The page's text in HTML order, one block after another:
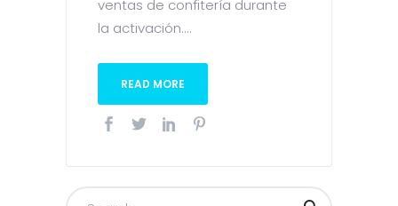
ventas de confitería durante
la activación....
READ MORE